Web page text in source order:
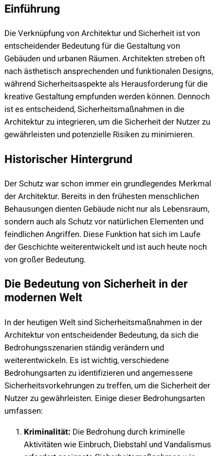
Einführung
Die Verknüpfung von Architektur und Sicherheit ist von
entscheidender Bedeutung für die Gestaltung von
Gebäuden und urbanen Räumen. Architekten streben oft
nach ästhetisch ansprechenden und funktionalen Designs,
während Sicherheitsaspekte als Herausforderung für die
kreative Gestaltung empfunden werden können. Dennoch
ist es entscheidend, Sicherheitsmaßnahmen in die
Architektur zu integrieren, um die Sicherheit der Nutzer zu
gewährleisten und potenzielle Risiken zu minimieren.
Historischer Hintergrund
Der Schutz war schon immer ein grundlegendes Merkmal
der Architektur. Bereits in den frühesten menschlichen
Behausungen dienten Gebäude nicht nur als Lebensraum,
sondern auch als Schutz vor natürlichen Elementen und
feindlichen Angriffen. Diese Funktion hat sich im Laufe
der Geschichte weiterentwickelt und ist auch heute noch
von großer Bedeutung.
Die Bedeutung von Sicherheit in der
modernen Welt
In der heutigen Welt sind Sicherheitsmaßnahmen in der
Architektur von entscheidender Bedeutung, da sich die
Bedrohungsszenarien ständig verändern und
weiterentwickeln. Es ist wichtig, verschiedene
Bedrohungsarten zu identifizieren und angemessene
Sicherheitsvorkehrungen zu treffen, um die Sicherheit der
Nutzer zu gewährleisten. Einige dieser Bedrohungsarten
umfassen:
Kriminalität: Die Bedrohung durch kriminelle
Aktivitäten wie Einbruch, Diebstahl und Vandalismus